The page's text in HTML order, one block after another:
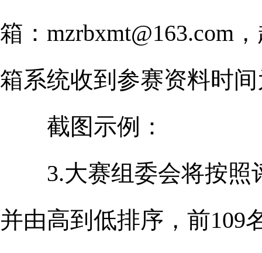
箱：mzrbxmt@163.com
箱系统收到参赛资料时
截图示例：
3.大赛组委会将按照
并由高到低排序，前109